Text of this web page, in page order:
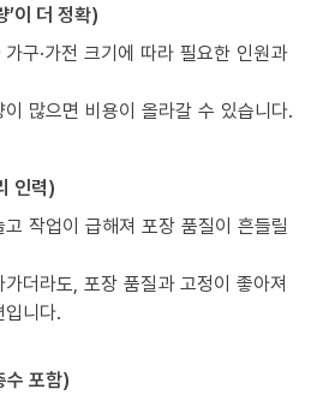
’이 더 정확)
구·가전 크기에 따라 필요한 인원과
많으면 비용이 올라갈 수 있습니다.
인력)
작업이 급해져 포장 품질이 흔들릴
더라도, 포장 품질과 고정이 좋아져
니다.
수 포함)